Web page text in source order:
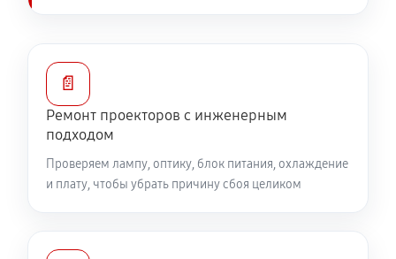
📄
Ремонт проекторов с инженерным
подходом
Проверяем лампу, оптику, блок питания, охлаждение
и плату, чтобы убрать причину сбоя целиком